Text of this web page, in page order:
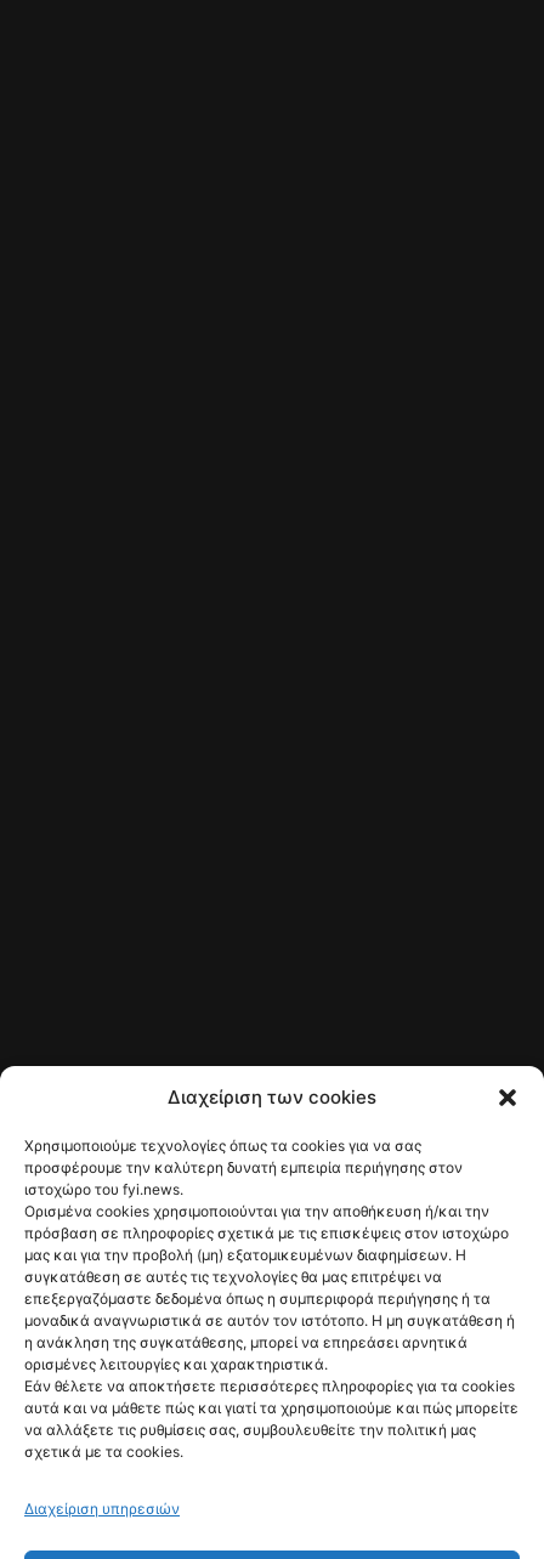
Διαχείριση των cookies
Χρησιμοποιούμε τεχνολογίες όπως τα cookies για να σας
προσφέρουμε την καλύτερη δυνατή εμπειρία περιήγησης στον
ιστοχώρο του fyi.news.
Ορισμένα cookies χρησιμοποιούνται για την αποθήκευση ή/και την
πρόσβαση σε πληροφορίες σχετικά με τις επισκέψεις στον ιστοχώρο
μας και για την προβολή (μη) εξατομικευμένων διαφημίσεων. Η
συγκατάθεση σε αυτές τις τεχνολογίες θα μας επιτρέψει να
επεξεργαζόμαστε δεδομένα όπως η συμπεριφορά περιήγησης ή τα
μοναδικά αναγνωριστικά σε αυτόν τον ιστότοπο. Η μη συγκατάθεση ή
η ανάκληση της συγκατάθεσης, μπορεί να επηρεάσει αρνητικά
ορισμένες λειτουργίες και χαρακτηριστικά.
Εάν θέλετε να αποκτήσετε περισσότερες πληροφορίες για τα cookies
αυτά και να μάθετε πώς και γιατί τα χρησιμοποιούμε και πώς μπορείτε
να αλλάξετε τις ρυθμίσεις σας, συμβουλευθείτε την πολιτική μας
σχετικά με τα cookies.
Διαχείριση υπηρεσιών